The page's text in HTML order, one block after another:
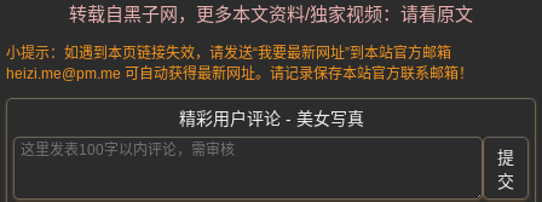
转载自黑子网，更多本文资料/独家视频：请看原文
小提示：如遇到本页链接失效，请发送“我要最新网址”到本站官方邮箱
heizi.me@pm.me 可自动获得最新网址。请记录保存本站官方联系邮箱！
精彩用户评论 - 美女写真
提
交